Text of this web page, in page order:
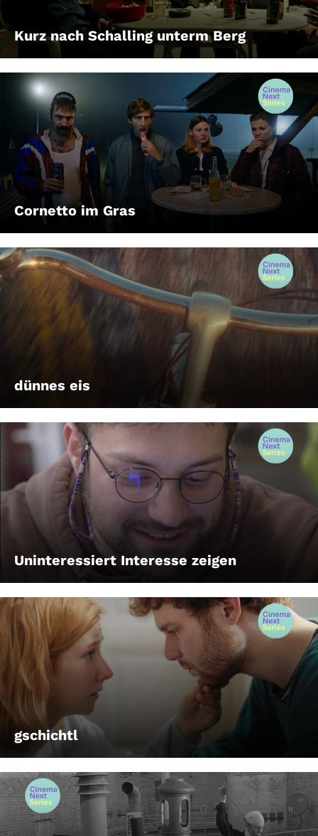
Kurz nach Schalling unterm Berg
Cornetto im Gras
dünnes eis
Uninteressiert Interesse zeigen
gschichtl